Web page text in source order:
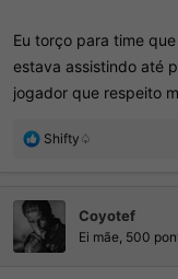
Eu torço para time
estava assistindo até
jogador que respeito
R
e
s
Shifty♤
Coyotef
Ei mãe, 500